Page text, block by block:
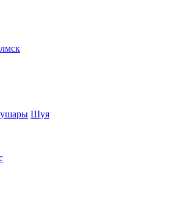
Шуя